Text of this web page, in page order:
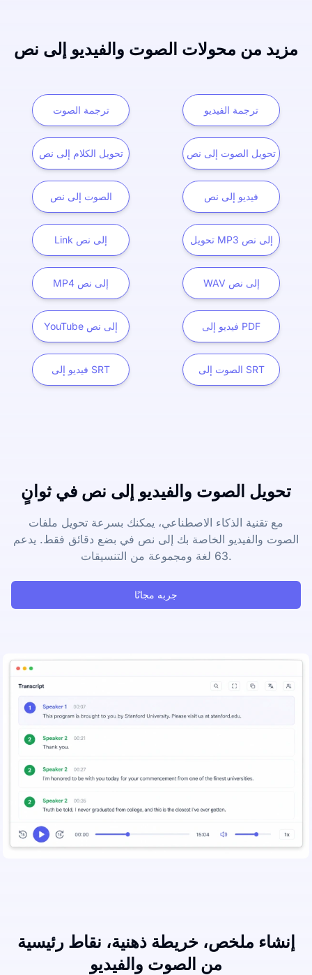
مزيد من محولات الصوت والفيديو إلى نص
ترجمة الصوت ترجمة الفيديو
تحويل الكلام إلى نص تحويل الصوت إلى نص
الصوت إلى نص فيديو إلى نص
Link إلى نص تحويل MP3 إلى نص
MP4 إلى نص WAV إلى نص
YouTube إلى نص فيديو إلى PDF
فيديو إلى SRT الصوت إلى SRT
تحويل الصوت والفيديو إلى نص في ثوانٍ
مع تقنية الذكاء الاصطناعي، يمكنك بسرعة تحويل ملفات
الصوت والفيديو الخاصة بك إلى نص في بضع دقائق فقط. يدعم
63 لغة ومجموعة من التنسيقات.
جربه مجانًا
إنشاء ملخص، خريطة ذهنية، نقاط رئيسية
من الصوت والفيديو